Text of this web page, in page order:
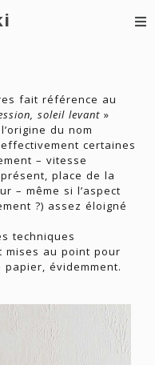
fait référence au
soleil levant »
du nom
certaines
– vitesse
place de la
– même si l’aspect
?) assez éloigné
techniques
mises au point pour
évidemment.